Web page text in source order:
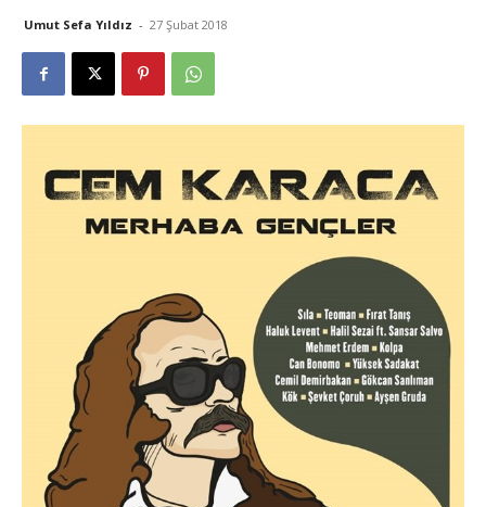
Umut Sefa Yıldız - 27 Şubat 2018